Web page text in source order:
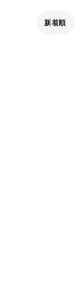
新着順